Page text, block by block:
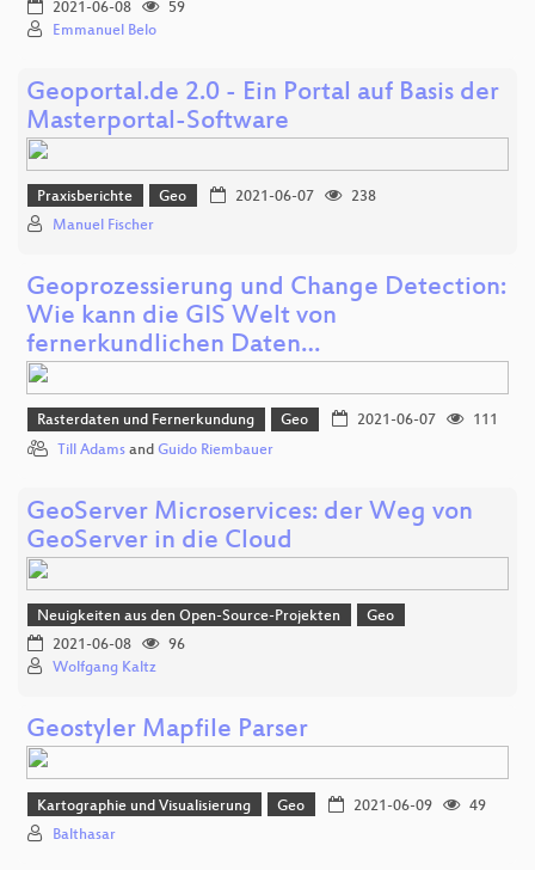
2021-06-08
59
Emmanuel Belo
Geoportal.de 2.0 - Ein Portal auf Basis der
Masterportal-Software
Praxisberichte Geo 2021-06-07
238
Manuel Fischer
Geoprozessierung und Change Detection:
Wie kann die GIS Welt von
fernerkundlichen Daten…
Rasterdaten und Fernerkundung Geo 2021-06-07
111
Till Adams and Guido Riembauer
GeoServer Microservices: der Weg von
GeoServer in die Cloud
Neuigkeiten aus den Open-Source-Projekten
Geo
2021-06-08
96
Wolfgang Kaltz
Geostyler Mapfile Parser
Kartographie und Visualisierung Geo 2021-06-09
49
Balthasar